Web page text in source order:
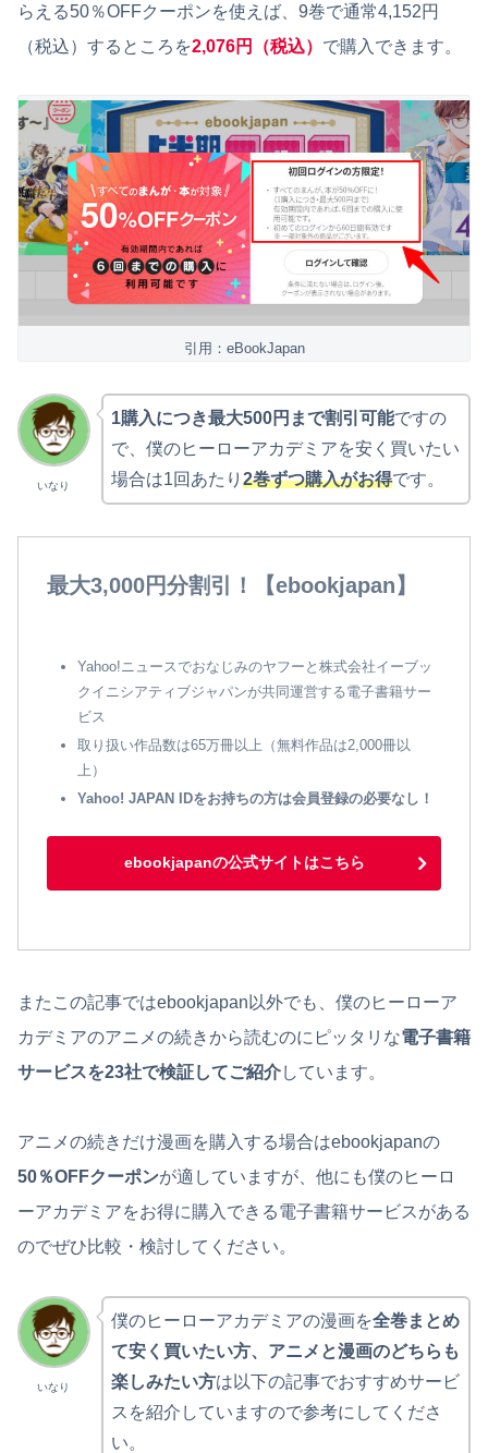
らえる50％OFFクーポンを使えば、9巻で通常4,152円
（税込）するところを2,076円（税込） で購入できます。
引用：eBookJapan
いなり
1購入につき最大500円まで割引可能ですの
で、僕のヒーローアカデミアを安く買いたい
場合は1回あたり 2巻ずつ購入がお得です。
最大3,000円分割引！【ebookjapan】
Yahoo!ニュースでおなじみのヤフーと株式会社イーブッ
クイニシアティブジャパンが共同運営する電子書籍サー
ビス
取り扱い作品数は65万冊以上（無料作品は2,000冊以
上）
Yahoo! JAPAN IDをお持ちの方は会員登録の必要なし！
ebookjapanの公式サイトはこちら
またこの記事ではebookjapan以外でも、僕のヒーローア
カデミアのアニメの続きから読むのにピッタリな電子書籍
サービスを23社で検証してご紹介しています。
アニメの続きだけ漫画を購入する場合はebookjapanの
50％OFFクーポンが適していますが、他にも僕のヒーロ
ーアカデミアをお得に購入できる電子書籍サービスがある
のでぜひ比較・検討してください。
いなり
僕のヒーローアカデミアの漫画を全巻まとめ
て安く買いたい方、アニメと漫画のどちらも
楽しみたい方は以下の記事でおすすめサービ
スを紹介していますので参考にしてくださ
い。